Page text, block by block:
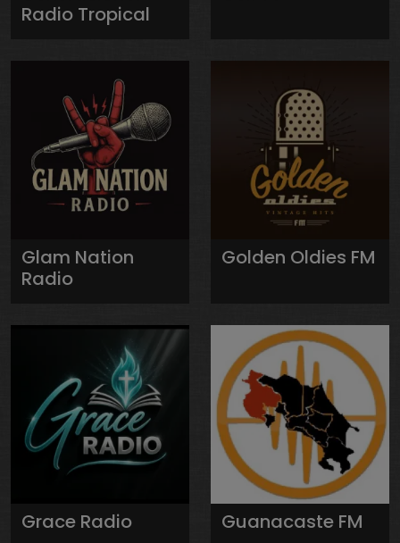
Radio Tropical
Glam Nation
Radio
Golden Oldies FM
Grace Radio Guanacaste FM